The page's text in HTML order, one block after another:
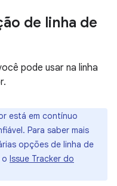
de linha de
pode usar na linha
está em contínuo
Para saber mais
opções de linha de
Issue Tracker do